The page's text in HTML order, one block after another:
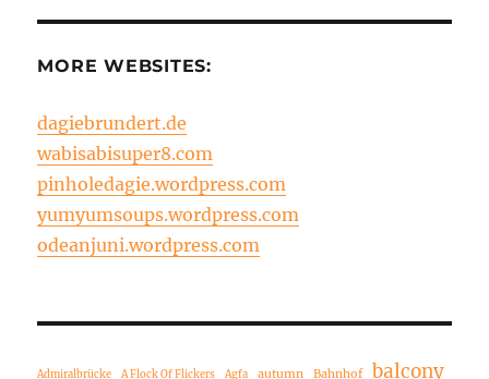
MORE WEBSITES:
dagiebrundert.de
wabisabisuper8.com
pinholedagie.wordpress.com
yumyumsoups.wordpress.com
odeanjuni.wordpress.com
Admiralbrücke A Flock Of Flickers Agfa autumn Bahnhof
balcony